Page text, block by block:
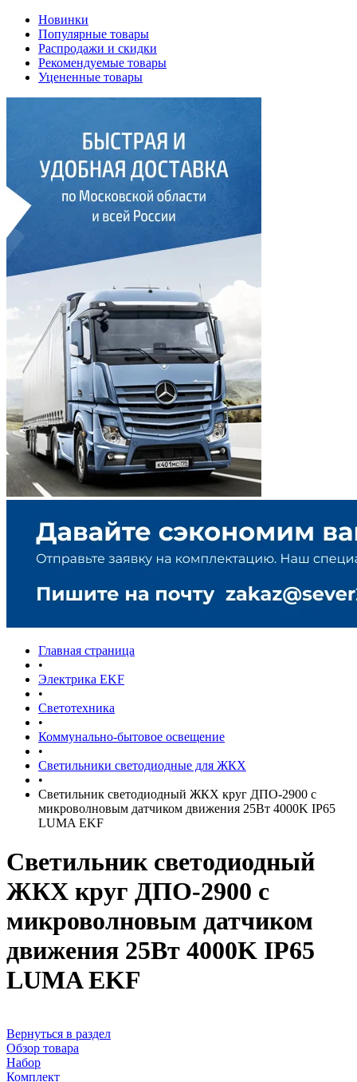
Новинки
Популярные товары
Распродажи и скидки
Рекомендуемые товары
Уцененные товары
Главная страница
•
Электрика EKF
•
Светотехника
•
Коммунально-бытовое освещение
•
Светильники светодиодные для ЖКХ
•
Светильник светодиодный ЖКХ круг ДПО-2900 с
микроволновым датчиком движения 25Вт 4000K IP65
LUMA EKF
Светильник светодиодный
ЖКХ круг ДПО-2900 с
микроволновым датчиком
движения 25Вт 4000K IP65
LUMA EKF
Вернуться в раздел
Обзор товара
Набор
Комплект